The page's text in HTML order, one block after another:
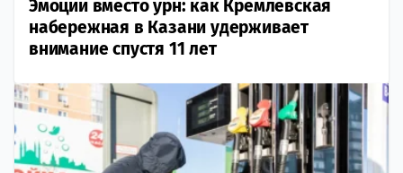
Эмоции вместо урн: как Кремлёвская
набережная в Казани удерживает
внимание спустя 11 лет